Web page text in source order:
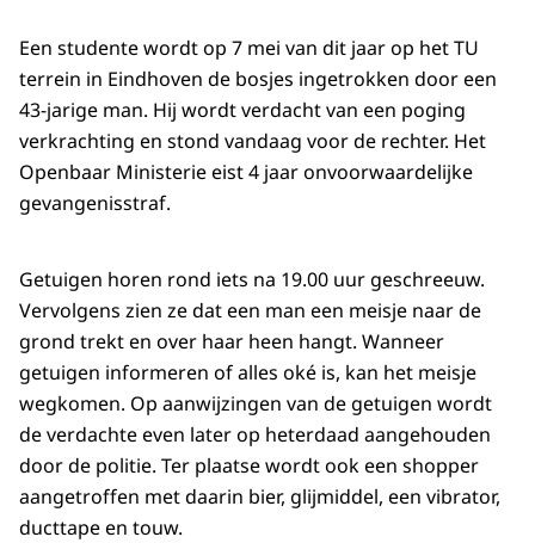
Een studente wordt op 7 mei van dit jaar op het TU
terrein in Eindhoven de bosjes ingetrokken door een
43-jarige man. Hij wordt verdacht van een poging
verkrachting en stond vandaag voor de rechter. Het
Openbaar Ministerie eist 4 jaar onvoorwaardelijke
gevangenisstraf.
Getuigen horen rond iets na 19.00 uur geschreeuw.
Vervolgens zien ze dat een man een meisje naar de
grond trekt en over haar heen hangt. Wanneer
getuigen informeren of alles oké is, kan het meisje
wegkomen. Op aanwijzingen van de getuigen wordt
de verdachte even later op heterdaad aangehouden
door de politie. Ter plaatse wordt ook een shopper
aangetroffen met daarin bier, glijmiddel, een vibrator,
ducttape en touw.